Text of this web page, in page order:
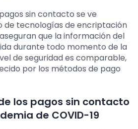
sin contacto se ve
de tecnologías de encriptación
que la información del
durante todo momento de la
de seguridad es comparable,
por los métodos de pago
los pagos sin contacto
de COVID-19